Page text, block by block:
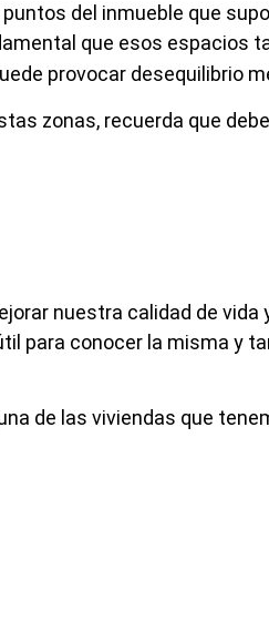
del inmueble que
que esos espacios
provocar desequilibrio
zonas, recuerda que
nuestra calidad de vida
para conocer la misma y
de las viviendas que